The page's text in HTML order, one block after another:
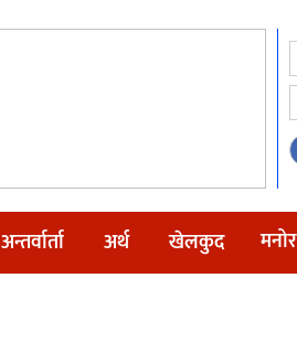
अन्तर्वार्ता अर्थ खेलकुद